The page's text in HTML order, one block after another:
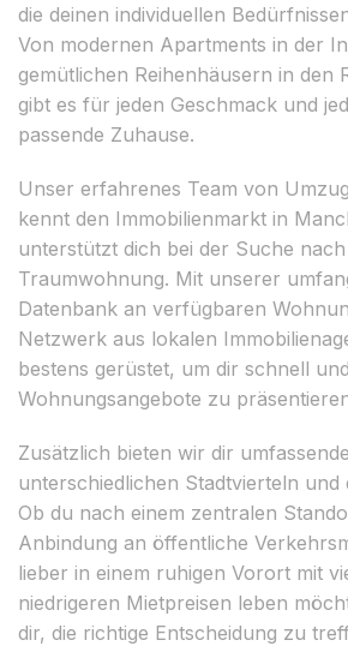
die deinen individuellen
Von modernen Apartments in der
gemütlichen Reihenhäusern in den
gibt es für jeden Geschmack und
passende Zuhause.
Unser erfahrenes Team von
kennt den Immobilienmarkt in
unterstützt dich bei der Suche
Traumwohnung. Mit unserer
Datenbank an verfügbaren
Netzwerk aus lokalen
bestens gerüstet, um dir schnell
Wohnungsangebote zu
Zusätzlich bieten wir dir
unterschiedlichen Stadtvierteln und
Ob du nach einem zentralen
Anbindung an öffentliche
lieber in einem ruhigen Vorort mit
niedrigeren Mietpreisen leben
dir, die richtige Entscheidung zu